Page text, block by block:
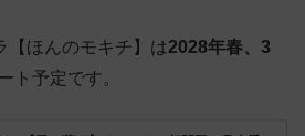
【ほんのモキチ】は2028年春、3
ト予定です。